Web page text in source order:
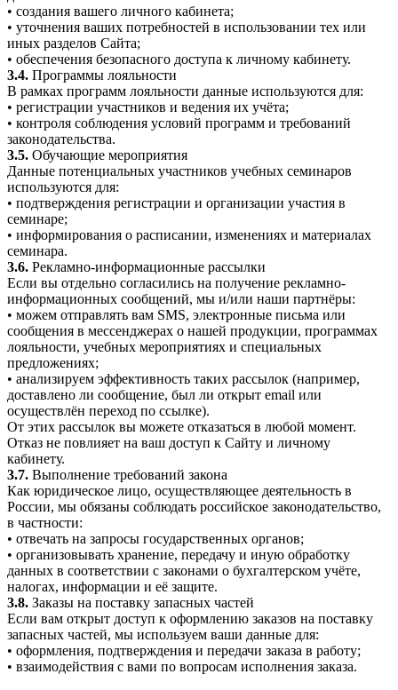
• создания вашего личного кабинета;
• уточнения ваших потребностей в использовании тех или
иных разделов Сайта;
• обеспечения безопасного доступа к личному кабинету.
3.4. Программы лояльности
В рамках программ лояльности данные используются для:
• регистрации участников и ведения их учёта;
• контроля соблюдения условий программ и требований
законодательства.
3.5. Обучающие мероприятия
Данные потенциальных участников учебных семинаров
используются для:
• подтверждения регистрации и организации участия в
семинаре;
• информирования о расписании, изменениях и материалах
семинара.
3.6. Рекламно-информационные рассылки
Если вы отдельно согласились на получение рекламно-
информационных сообщений, мы и/или наши партнёры:
• можем отправлять вам SMS, электронные письма или
сообщения в мессенджерах о нашей продукции, программах
лояльности, учебных мероприятиях и специальных
предложениях;
• анализируем эффективность таких рассылок (например,
доставлено ли сообщение, был ли открыт email или
осуществлён переход по ссылке).
От этих рассылок вы можете отказаться в любой момент.
Отказ не повлияет на ваш доступ к Сайту и личному
кабинету.
3.7. Выполнение требований закона
Как юридическое лицо, осуществляющее деятельность в
России, мы обязаны соблюдать российское законодательство,
в частности:
• отвечать на запросы государственных органов;
• организовывать хранение, передачу и иную обработку
данных в соответствии с законами о бухгалтерском учёте,
налогах, информации и её защите.
3.8. Заказы на поставку запасных частей
Если вам открыт доступ к оформлению заказов на поставку
запасных частей, мы используем ваши данные для:
• оформления, подтверждения и передачи заказа в работу;
• взаимодействия с вами по вопросам исполнения заказа.